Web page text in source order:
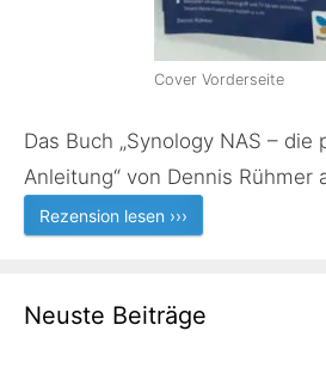
Cover Vorderseite
Das Buch „Synology NAS – die
Anleitung“ von Dennis Rühmer
Rezension lesen ›››
Neuste Beiträge